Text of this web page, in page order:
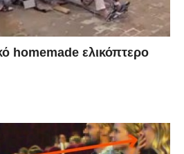
homemade ελικόπτερο